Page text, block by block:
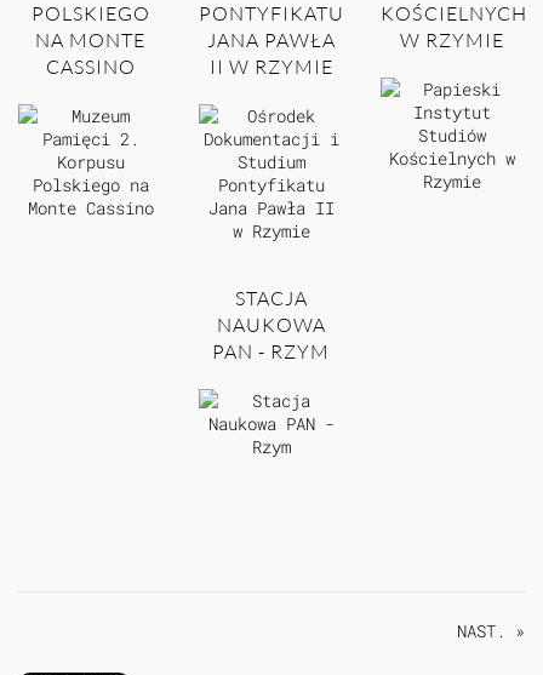
POLSKIEGO
NA MONTE
CASSINO
PONTYFIKATU
JANA PAWŁA
II W RZYMIE
KOŚCIELNYCH
W RZYMIE
STACJA
NAUKOWA
PAN - RZYM
NAST. »